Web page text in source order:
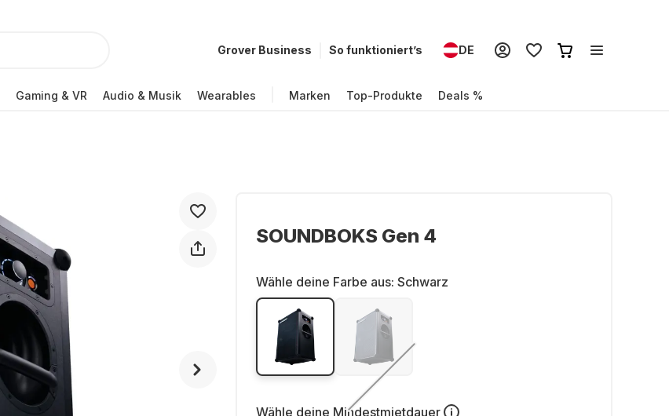
Grover Business So funktioniert’s DE
Gaming & VR Audio & Musik Wearables Marken Top-Produkte Deals %
SOUNDBOKS Gen 4
Wähle deine Farbe aus: Schwarz
Wähle deine Mindestmietdauer